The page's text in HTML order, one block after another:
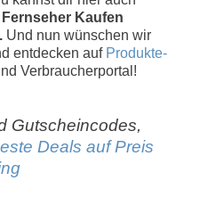
Kaufen
Und nun wünschen wir
entdecken auf Produkte-
Verbraucherportal!
Gutscheincodes,
Deals auf Preis